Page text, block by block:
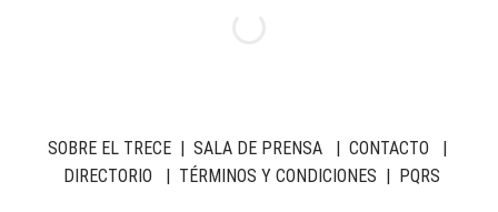
SOBRE EL TRECE| SALA DE PRENSA| CONTACTO |
DIRECTORIO | TÉRMINOS Y CONDICIONES | PQRS